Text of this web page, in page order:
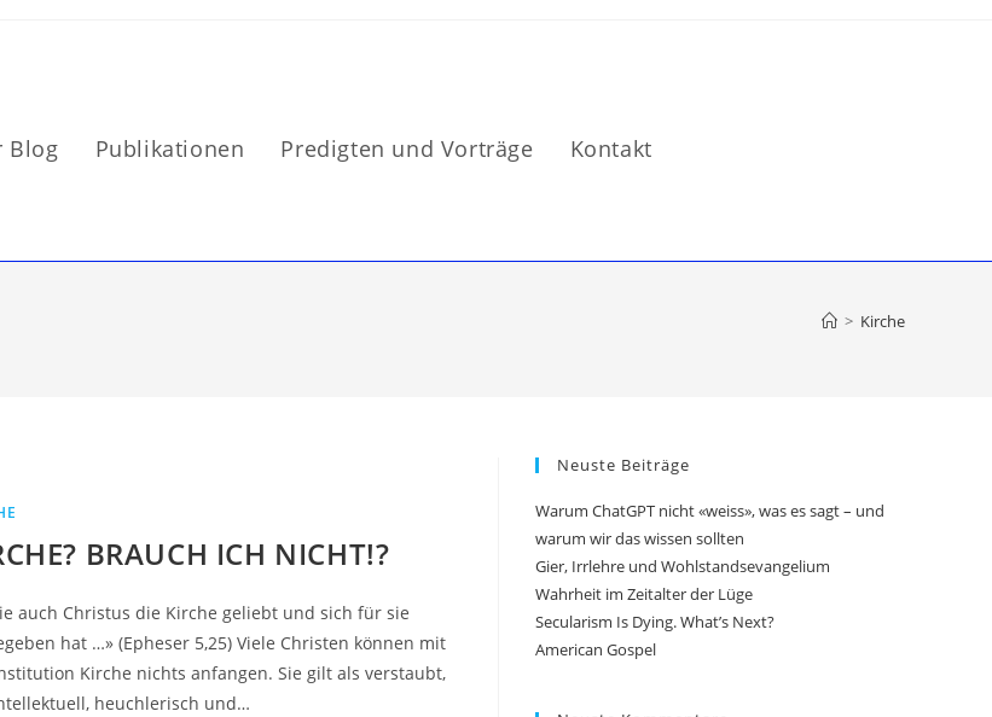
Blog Publikationen Predigten und Vorträge Kontakt
> Kirche
BRAUCH ICH NICHT!?
auch Christus die Kirche geliebt und sich für sie
hat …» (Epheser 5,25) Viele Christen können mit
Kirche nichts anfangen. Sie gilt als verstaubt,
heuchlerisch und…
Neuste Beiträge
Warum ChatGPT nicht «weiss», was es sagt – und
warum wir das wissen sollten
Gier, Irrlehre und Wohlstandsevangelium
Wahrheit im Zeitalter der Lüge
Secularism Is Dying. What’s Next?
American Gospel